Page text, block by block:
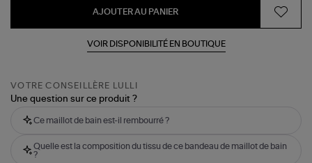
AJOUTER AU PANIER
VOIR DISPONIBILITÉ EN BOUTIQUE
VOTRE CONSEILLÈRE LULLI
Une question sur ce produit ?
Ce maillot de bain est-il rembourré ?
Quelle est la composition du tissu de ce bandeau de maillot de bain
?